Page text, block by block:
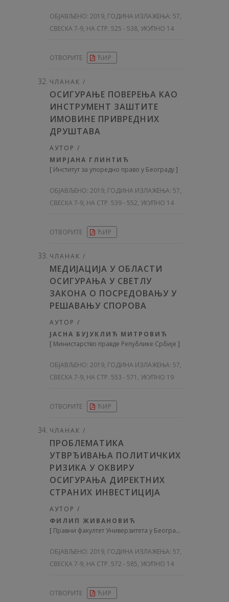
ОБЈАВЉЕНО: 2019, ГОДИНА ИЗЛАЖЕЊА: 57,
СВЕСКА 7-9, НА СТР. 525 - 538, УКУПНО 14
ОТВОРИТЕ ЋИР
ЧЛАНАК /
ОСИГУРАЊЕ ПОВЕРЕЊА КАО
ИНСТРУМЕНТ ЗАШТИТЕ
ИМОВИНЕ ПРИВРЕДНИХ
ДРУШТАВА
АУТОР /
МИРЈАНА ГЛИНТИЋ
[ Институт за упоредно право у Београду]
ОБЈАВЉЕНО: 2019, ГОДИНА ИЗЛАЖЕЊА: 57,
СВЕСКА 7-9, НА СТР. 539 - 552, УКУПНО 14
ОТВОРИТЕ ЋИР
ЧЛАНАК /
МЕДИЈАЦИЈА У ОБЛАСТИ
ОСИГУРАЊА У СВЕТЛУ
ЗАКОНА О ПОСРЕДОВАЊУ У
РЕШАВАЊУ СПОРОВА
АУТОР /
ЈАСНА БУЈУКЛИЋ МИТРОВИЋ
[ Министарство правде Републике Србије ]
ОБЈАВЉЕНО: 2019, ГОДИНА ИЗЛАЖЕЊА: 57,
СВЕСКА 7-9, НА СТР. 553 - 571, УКУПНО 19
ОТВОРИТЕ ЋИР
ЧЛАНАК /
ПРОБЛЕМАТИКА
УТВРЂИВАЊА ПОЛИТИЧКИХ
РИЗИКА У ОКВИРУ
ОСИГУРАЊА ДИРЕКТНИХ
СТРАНИХ ИНВЕСТИЦИЈА
АУТОР /
ФИЛИП ЖИВАНОВИЋ
[ Правни факултет Универзитета у Београду
ОБЈАВЉЕНО: 2019, ГОДИНА ИЗЛАЖЕЊА: 57,
СВЕСКА 7-9, НА СТР. 572 - 585, УКУПНО 14
ОТВОРИТЕ ЋИР